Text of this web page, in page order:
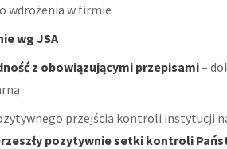
wdrożenia w firmie
wg JSA
z obowiązującymi przepisami–
przejścia kontroli instytucji
pozytywnie setki kontroli